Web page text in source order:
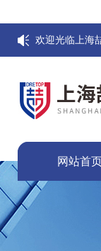
欢迎光临上海
网站首